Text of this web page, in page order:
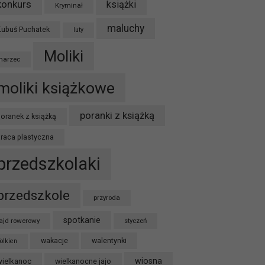
Kryminał książki
Puchatek luty maluchy
Moliki
książkowe
z książką poranki z książką
plastyczna
przyroda
rowerowy spotkanie styczeń
wakacje walentynki
wielkanocne jajo wiosna